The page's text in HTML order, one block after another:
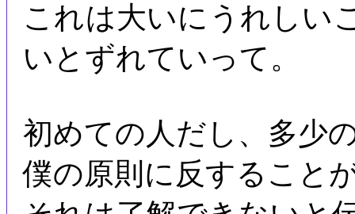
これは大いにうれしい
いとずれていって。
初めての人だし、多少
僕の原則に反すること